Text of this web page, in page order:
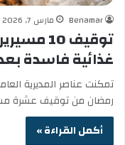
Benamar مارس 7, 2026
توقيف
غذائية فاسدة
تمكنت عناصر المديرية
رمضان من توقيف عشرة
أكمل القراءة »